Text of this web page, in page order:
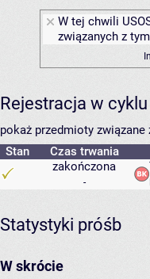
W tej chwili
związanych z
Rejestracja w
pokaż przedmioty
Stan
Czas trwania
zakończona
-
Statystyki próśb
W skrócie